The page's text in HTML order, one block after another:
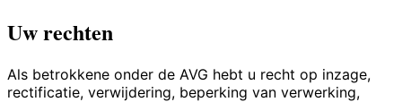
Uw rechten
Als betrokkene onder de AVG hebt u recht op inzage,
rectificatie, verwijdering, beperking van verwerking,